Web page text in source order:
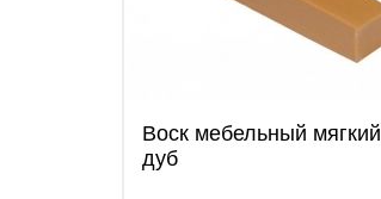
Воск мебельный мягкий
дуб